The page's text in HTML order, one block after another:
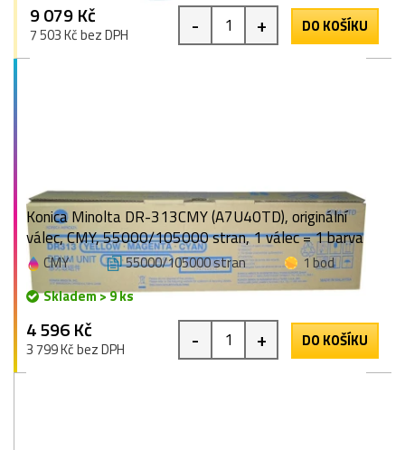
9 079 Kč
7 503 Kč bez DPH - + DO KOŠÍKU
Konica Minolta DR-313CMY (A7U40TD), originální
válec, CMY, 55000/105000 stran, 1 válec = 1 barva
CMY 55000/105000 stran
1 bod
Skladem > 9 ks
4 596 Kč
3 799 Kč bez DPH - + DO KOŠÍKU